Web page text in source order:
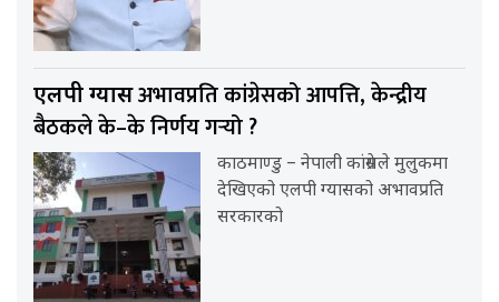
एलपी ग्यासअभावप्रति कांग्रेसको आपत्ति, केन्द्रीय
बैठकले के–के निर्णय गर्‍यो ?
काठमाण्डु – नेपाली कांग्रेसले मुलुकमा
देखिएको एलपी ग्यासको अभावप्रति
सरकारको